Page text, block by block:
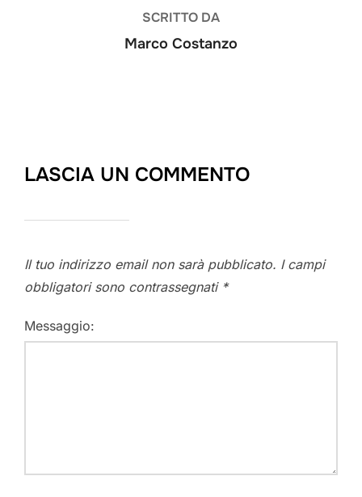
SCRITTO DA
Marco Costanzo
LASCIA UN COMMENTO
Il tuo indirizzo email non sarà pubblicato. I campi
obbligatori sono contrassegnati *
Messaggio: